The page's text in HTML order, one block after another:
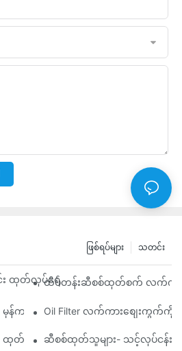
သတင်း
ဖြစ်ရပ်များ
ထုတ်လုပ်ရေးကုမ္ပဏီများ- ပြည့်စုံသော ခ
ထိပ်တန်းဆီစစ်ထုတ်စက် လက်ကား
ကန်သော ဆီစစ်ထုတ်စက်ကို ရွေးချယ်ခြင်း-
Oil Filter လက်ကားစျေးကွက်ကို
ပ်သူများနှင့် ၎င်းတို့၏ ဆန်းသစ်တီထွင်မှု
ဆီစစ်ထုတ်သူများ- သင့်လုပ်ငန်း